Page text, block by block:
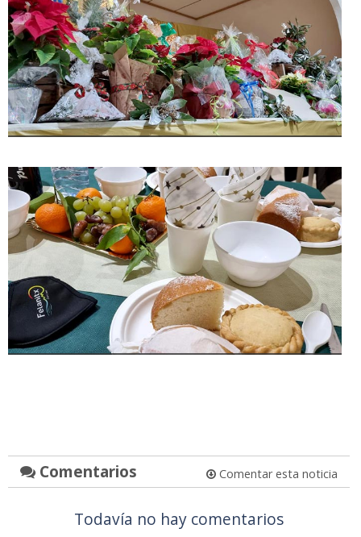
Comentarios Comentar esta noticia
Todavía no hay comentarios